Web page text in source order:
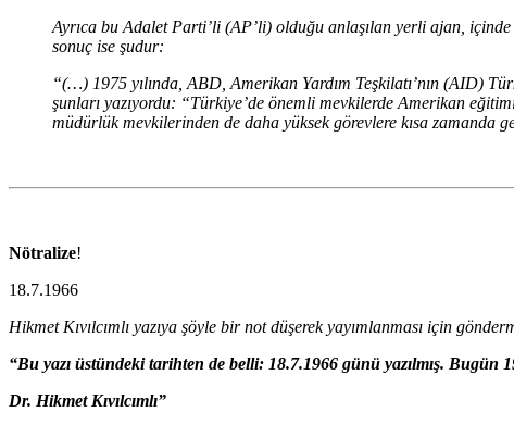
Ayrıca bu Adalet Parti’li (AP’li) olduğu anlaşılan yerli ajan,
sonuç ise şudur:
“(…) 1975 yılında, ABD, Amerikan Yardım Teşkilatı’nın (AID)
şunları yazıyordu: “Türkiye’de önemli mevkilerde Amerikan
müdürlük mevkilerinden de daha yüksek görevlere kısa zamanda
Nötralize!
18.7.1966
Hikmet Kıvılcımlı yazıya şöyle bir not düşerek yayımlanması için
“Bu yazı üstündeki tarihten de belli: 18.7.1966 günü yazılmış. Bugün
Dr. Hikmet Kıvılcımlı”